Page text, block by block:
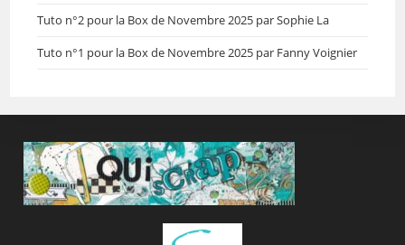
Tuto n°2 pour la Box de Novembre 2025 par Sophie La
Tuto n°1 pour la Box de Novembre 2025 par Fanny Voignier